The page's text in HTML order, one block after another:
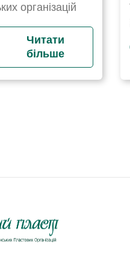
організацій
Читати
більше